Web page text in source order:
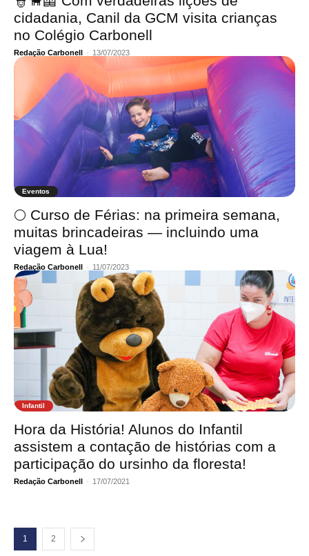
cidadania, Canil da GCM visita crianças
no Colégio Carbonell
Redação Carbonell - 13/07/2023
Eventos
🌕 Curso de Férias: na primeira semana,
muitas brincadeiras — incluindo uma
viagem à Lua!
Redação Carbonell - 11/07/2023
Infantil
Hora da História! Alunos do Infantil
assistem a contação de histórias com a
participação do ursinho da floresta!
Redação Carbonell - 17/07/2021
1 2